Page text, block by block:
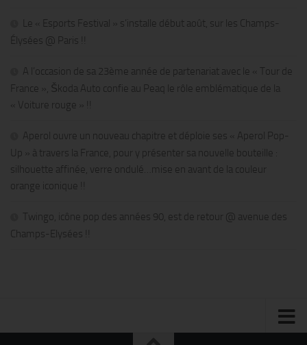
Le « Esports Festival » s’installe début août, sur les Champs-
Élysées @ Paris !!
A l’occasion de sa 23ème année de partenariat avec le « Tour de
France », Škoda Auto confie au Peaq le rôle emblématique de la
« Voiture rouge » !!
Aperol ouvre un nouveau chapitre et déploie ses « Aperol Pop-
Up » à travers la France, pour y présenter sa nouvelle bouteille :
silhouette affinée, verre ondulé…mise en avant de la couleur
orange iconique !!
Twingo, icône pop des années 90, est de retour @ avenue des
Champs-Elysées !!